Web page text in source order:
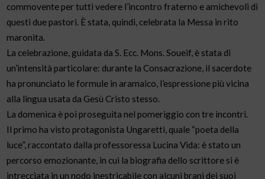
commovente per tutti vedere l’incontro fraterno e amichevoli di
questi due pastori. È stata, quindi, celebrata la Messa in rito
maronita.
La celebrazione, guidata da S. Ecc. Mons. Soueif, è stata di
un’intensità particolare: durante la Consacrazione, il sacerdote
ha pronunciato le formule in aramaico, l’espressione più vicina
alla lingua usata da Gesù Cristo stesso.
La domenica è poi proseguita nel pomeriggio con tre incontri.
Il primo ha visto protagonista Ungaretti, quale “poeta della
luce”, raccontato dalla professoressa Lucina Vida: è stato un
percorso emozionante, in cui la biografia dello scrittore si è
intrecciata in un nodo inestricabile con alcuni brani dei suoi